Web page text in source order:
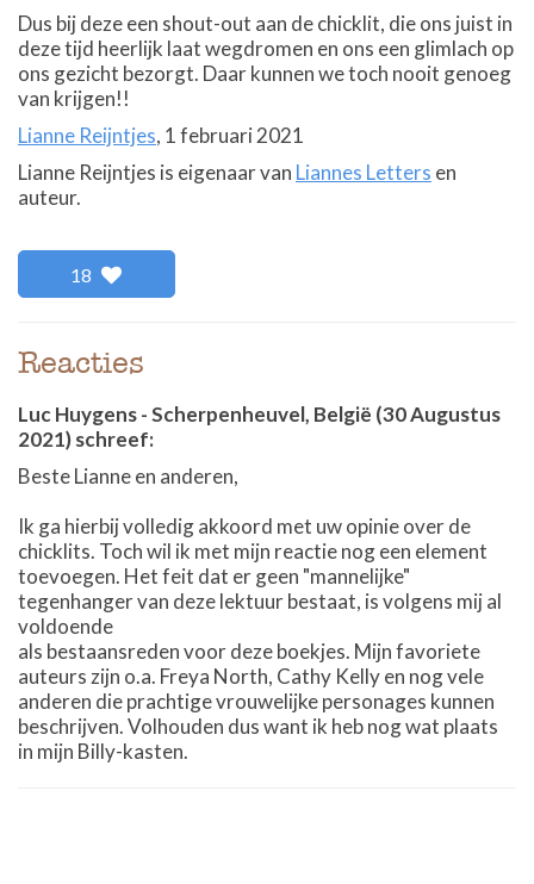
Dus bij deze een shout-out aan de chicklit, die ons juist in
deze tijd heerlijk laat wegdromen en ons een glimlach op
ons gezicht bezorgt. Daar kunnen we toch nooit genoeg
van krijgen!!
Lianne Reijntjes, 1 februari 2021
Lianne Reijntjes is eigenaar van Liannes Letters en
auteur.
18
Reacties
Luc Huygens-Scherpenheuvel, België (30 Augustus
2021)schreef:
Beste Lianne en anderen,
Ik ga hierbij volledig akkoord met uw opinie over de
chicklits. Toch wil ik met mijn reactie nog een element
toevoegen. Het feit dat er geen "mannelijke"
tegenhanger van deze lektuur bestaat, is volgens mij al
voldoende
als bestaansreden voor deze boekjes. Mijn favoriete
auteurs zijn o.a. Freya North, Cathy Kelly en nog vele
anderen die prachtige vrouwelijke personages kunnen
beschrijven. Volhouden dus want ik heb nog wat plaats
in mijn Billy-kasten.